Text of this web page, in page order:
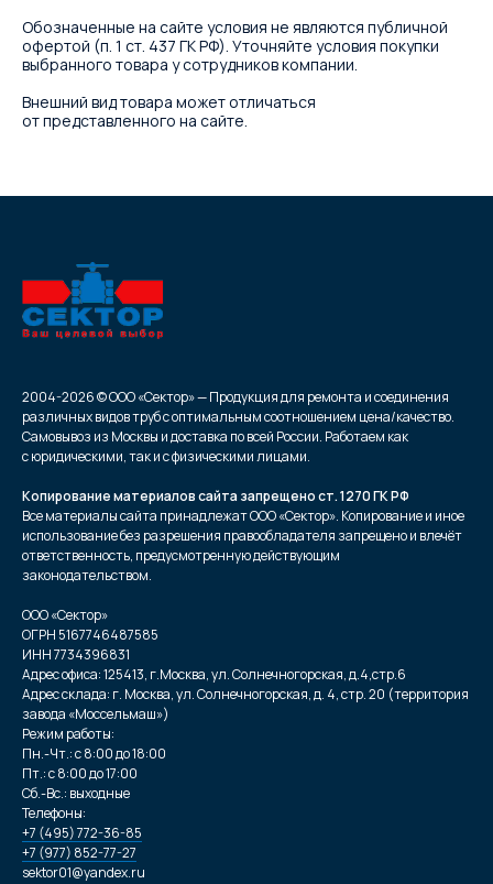
Обозначенные на сайте условия не являются публичной
офертой (п. 1 ст. 437 ГК РФ). Уточняйте условия покупки
выбранного товара у сотрудников компании.
Внешний вид товара может отличаться
от представленного на сайте.
2004-2026 © ООО «Сектор» — Продукция для ремонта и соединения
различных видов труб с оптимальным соотношением цена/качество.
Самовывоз из Москвы и доставка по всей России. Работаем как
с юридическими, так и с физическими лицами.
Копирование материалов сайта запрещено ст. 1270 ГК РФ
Все материалы сайта принадлежат ООО «Сектор». Копирование и иное
использование без разрешения правообладателя запрещено и влечёт
ответственность, предусмотренную действующим
законодательством.
ООО «Сектор»
ОГРН 5167746487585
ИНН 7734396831
Адрес офиса: 125413, г.Москва, ул. Солнечногорская, д.4,стр.6
Адрес склада: г. Москва, ул. Солнечногорская, д. 4, стр. 20 (территория
завода «Моссельмаш»)
Режим работы:
Пн.-Чт.: с 8:00 до 18:00
Пт.: с 8:00 до 17:00
Сб.-Вс.: выходные
Телефоны:
+7 (495) 772-36-85
+7 (977) 852-77-27
sektor01@yandex.ru